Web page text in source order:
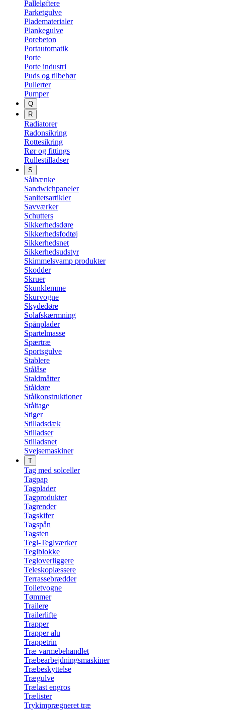
Palleløftere
Parketgulve
Pladematerialer
Plankegulve
Porebeton
Portautomatik
Porte
Porte industri
Puds og tilbehør
Pullerter
Pumper
Q
R
Radiatorer
Radonsikring
Rottesikring
Rør og fittings
Rullestilladser
S
Sålbænke
Sandwichpaneler
Sanitetsartikler
Savværker
Schutters
Sikkerhedsdøre
Sikkerhedsfodtøj
Sikkerhedsnet
Sikkerhedsudstyr
Skimmelsvamp produkter
Skodder
Skruer
Skunklemme
Skurvogne
Skydedøre
Solafskærmning
Spånplader
Spartelmasse
Spærtræ
Sportsgulve
Stablere
Stålåse
Staldmåtter
Ståldøre
Stålkonstruktioner
Ståltage
Stiger
Stilladsdæk
Stilladser
Stilladsnet
Svejsemaskiner
T
Tag med solceller
Tagpap
Tagplader
Tagprodukter
Tagrender
Tagskifer
Tagspån
Tagsten
Tegl-Teglværker
Teglblokke
Tegloverliggere
Teleskoplæssere
Terrassebrædder
Toiletvogne
Tømmer
Trailere
Trailerlifte
Trapper
Trapper alu
Trappetrin
Træ varmebehandlet
Træbearbejdningsmaskiner
Træbeskyttelse
Trægulve
Trælast engros
Trælister
Trykimprægneret træ